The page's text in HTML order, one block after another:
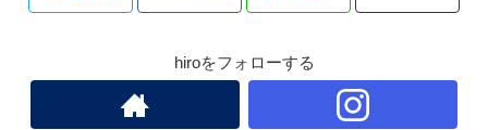
hiroをフォローする